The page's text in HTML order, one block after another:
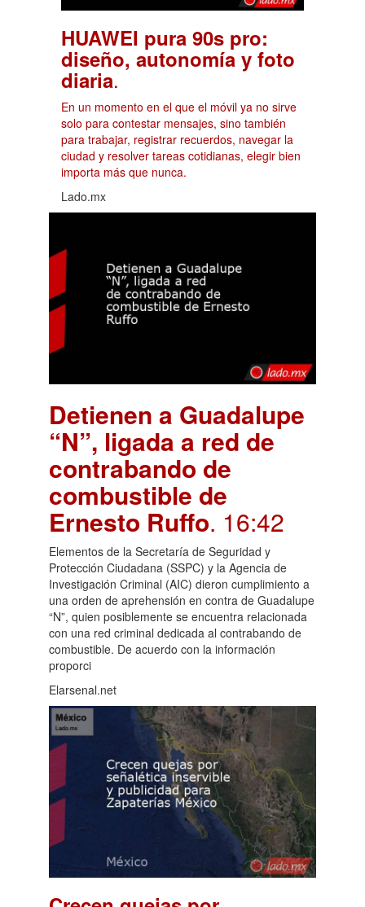
HUAWEI pura 90s pro:
diseño, autonomía y foto
diaria.
En un momento en el que el móvil ya no sirve
solo para contestar mensajes, sino también
para trabajar, registrar recuerdos, navegar la
ciudad y resolver tareas cotidianas, elegir bien
importa más que nunca.
Lado.mx
Detienen a Guadalupe
“N”, ligada a red de
contrabando de
combustible de
Ernesto Ruffo. 16:42
Elementos de la Secretaría de Seguridad y
Protección Ciudadana (SSPC) y la Agencia de
Investigación Criminal (AIC) dieron cumplimiento a
una orden de aprehensión en contra de Guadalupe
“N”, quien posiblemente se encuentra relacionada
con una red criminal dedicada al contrabando de
combustible. De acuerdo con la información
proporci
Elarsenal.net